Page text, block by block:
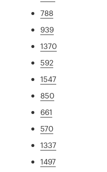
788
939
1370
592
1547
850
661
570
1337
1497